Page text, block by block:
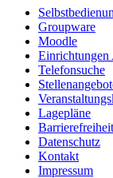
Groupware
Moodle
Einrichtungen
Telefonsuche
Lagepläne
Barrierefreiheit
Datenschutz
Kontakt
Impressum